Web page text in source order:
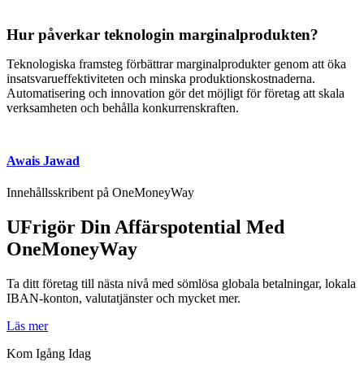
Hur påverkar teknologin marginalprodukten?
Teknologiska framsteg förbättrar marginalprodukter genom att öka
insatsvarueffektiviteten och minska produktionskostnaderna.
Automatisering och innovation gör det möjligt för företag att skala
verksamheten och behålla konkurrenskraften.
Awais Jawad
Innehållsskribent på OneMoneyWay
UFrigör Din Affärspotential Med
OneMoneyWay
Ta ditt företag till nästa nivå med sömlösa globala betalningar, lokala
IBAN-konton, valutatjänster och mycket mer.
Läs mer
Kom Igång Idag